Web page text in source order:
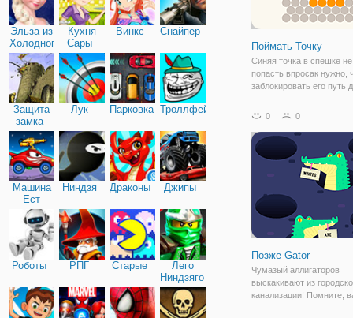
Эльза из
Холодного
сердца
Кухня
Сары
Винкс Снайпер
Защита
замка
Лук Парковка Троллфейс
Машина
Ест
Машину
Ниндзя Драконы Джипы
Роботы РПГ Старые
Лего
Ниндзяго
Поймать Точку
Синяя точка в спешке
попасть впросак нужно,
заблокировать его путь
заполнить пустые
путь, когда синяя точка
0 0
Позже Gator
Чумазый аллигаторов
выскакивают из
канализации! Помните,